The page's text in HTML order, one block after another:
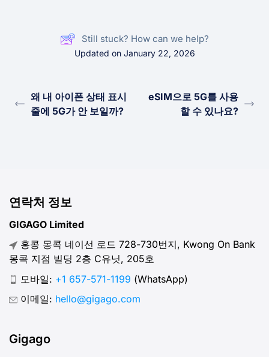
Still stuck? How can we help?
Updated on January 22, 2026
왜 내 아이폰 상태 표시
줄에 5G가 안 보일까?
eSIM으로 5G를 사용
할 수 있나요?
연락처 정보
GIGAGO Limited
홍콩 몽콕 네이선 로드 728-730번지, Kwong On Bank
몽콕 지점 빌딩 2층 C유닛, 205호
모바일: +1 657-571-1199 (WhatsApp)
이메일: hello@gigago.com
Gigago